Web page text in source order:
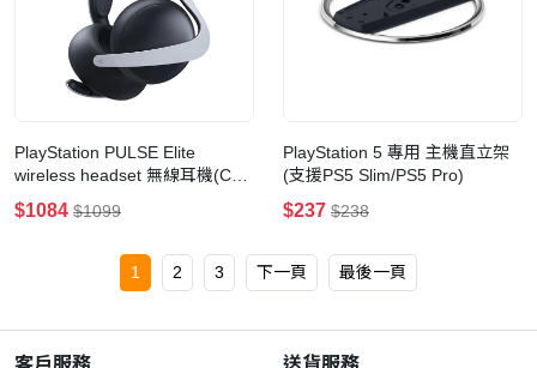
PlayStation PULSE Elite
wireless headset 無線耳機(CFI-
ZWH2GC)(白色)
$1084 $1099
PlayStation 5 專用 主機直立架
(支援PS5 Slim/PS5 Pro)
$237 $238
1 2 3 下一頁 最後一頁
客戶服務 送貨服務